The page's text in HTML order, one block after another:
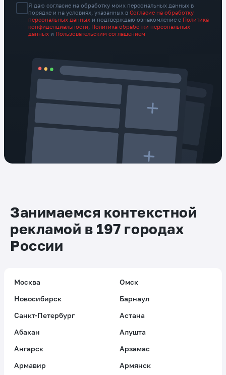
Я даю согласие на обработку моих персональных данных в
порядке и на условиях, указанных в Согласие на обработку
персональных данных и подтверждаю ознакомление с Политика
конфиденциальности
Политика обработки персональных
данных и Пользовательским соглашением
Занимаемся контекстной
рекламой в 197 городах
России
Москва
Омск
Новосибирск
Барнаул
Санкт-Петербург
Астана
Абакан
Алушта
Ангарск
Арзамас
Армавир
Армянск